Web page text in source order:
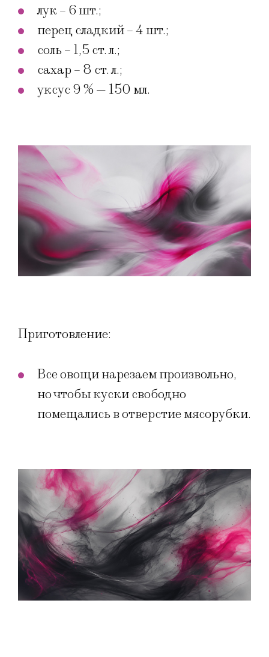
лук – 6 шт.;
перец сладкий – 4 шт.;
соль – 1,5 ст. л.;
сахар – 8 ст. л.;
уксус 9 % — 150 мл.
Приготовление:
Все овощи нарезаем произвольно,
но чтобы куски свободно
помещались в отверстие мясорубки.